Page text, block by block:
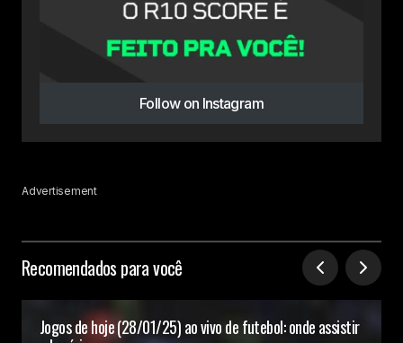
Follow on Instagram
Advertisement
Recomendados para você
Jogos de hoje (28/01/25) ao vivo de futebol: onde assistir